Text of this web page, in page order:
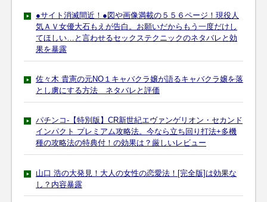
●サイト消滅間近！●図や画像満載の５５６ページ！現役人
気ＡＶ女優大石もえが告白。お願いだからもう一度だけし
てほしい…と言わせるセックステクニックのネタバレと効
果を暴露
佐々木 貴憲の元NO１キャバクラ嬢が語るキャバクラ嬢を落
とし虜にする方法 ネタバレと評価
パチンコ-【特別版】CR新世紀エヴァンゲリオン・セカンド
インパクト プレミアム攻略法。今なら立ち回り打法+多機
種の攻略法の特典付！の効果は？厳しいレビュー
山口 浩の大発見！大人の女性の恋愛法！[完全版]は効果な
し？内容暴露